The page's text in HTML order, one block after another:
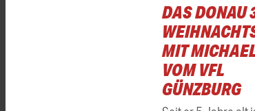
DAS DONAU
MIT
VOM VFL
GÜNZBURG